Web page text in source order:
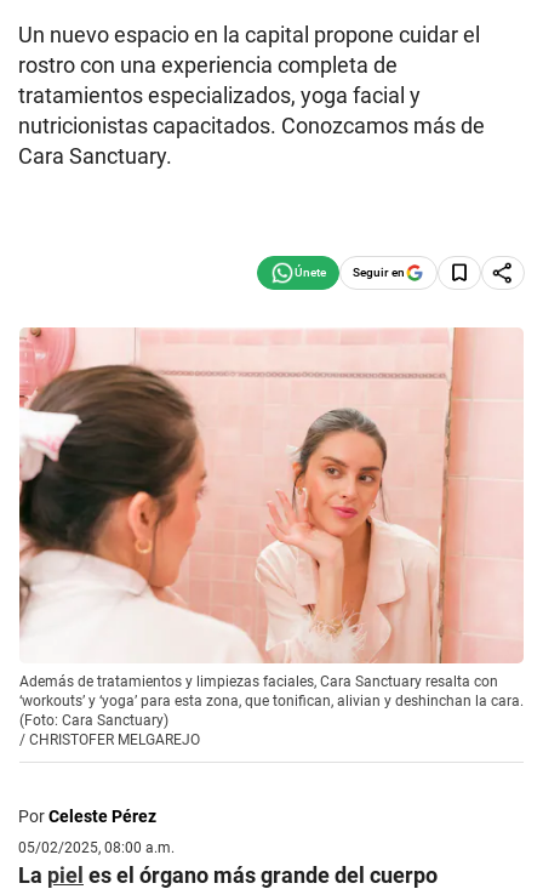
Un nuevo espacio en la capital propone cuidar el
rostro con una experiencia completa de
tratamientos especializados, yoga facial y
nutricionistas capacitados. Conozcamos más de
Cara Sanctuary.
Seguir en
Además de tratamientos y limpiezas faciales, Cara Sanctuary resalta con
‘workouts’ y ‘yoga’ para esta zona, que tonifican, alivian y deshinchan la cara.
(Foto: Cara Sanctuary)
/ CHRISTOFER MELGAREJO
PorCeleste Pérez
05/02/2025, 08:00 a.m.
La piel es el órgano más grande del cuerpo